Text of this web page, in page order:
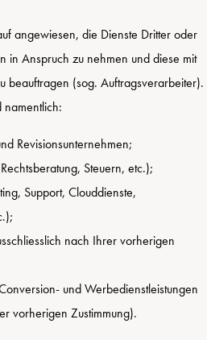
angewiesen, die Dienste Dritter oder
in Anspruch zu nehmen und diese mit
beauftragen (sog. Auftragsverarbeiter).
namentlich:
Revisionsunternehmen;
Steuern, etc.);
Support, Clouddienste,
nach Ihrer vorherigen
und Werbedienstleistungen
vorherigen Zustimmung).